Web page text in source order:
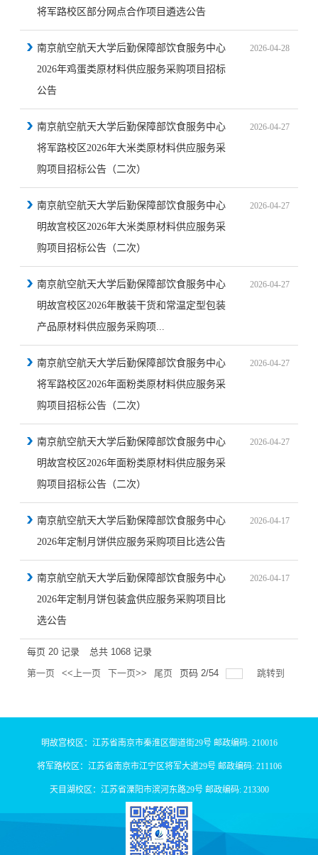
将军路校区部分网点合作项目遴选公告
南京航空航天大学后勤保障部饮食服务中心
2026年鸡蛋类原材料供应服务采购项目招标
公告
2026-04-28
南京航空航天大学后勤保障部饮食服务中心
将军路校区2026年大米类原材料供应服务采
购项目招标公告（二次）
2026-04-27
南京航空航天大学后勤保障部饮食服务中心
明故宫校区2026年大米类原材料供应服务采
购项目招标公告（二次）
2026-04-27
南京航空航天大学后勤保障部饮食服务中心
明故宫校区2026年散装干货和常温定型包装
产品原材料供应服务采购项...
2026-04-27
南京航空航天大学后勤保障部饮食服务中心
将军路校区2026年面粉类原材料供应服务采
购项目招标公告（二次）
2026-04-27
南京航空航天大学后勤保障部饮食服务中心
明故宫校区2026年面粉类原材料供应服务采
购项目招标公告（二次）
2026-04-27
南京航空航天大学后勤保障部饮食服务中心
2026年定制月饼供应服务采购项目比选公告
2026-04-17
南京航空航天大学后勤保障部饮食服务中心
2026年定制月饼包装盒供应服务采购项目比
选公告
2026-04-17
每页 20 记录 总共 1068 记录
第一页
<<上一页 下一页>> 尾页 页码 2/54 跳转到
明故宫校区：江苏省南京市秦淮区御道街29号 邮政编码: 210016
将军路校区：江苏省南京市江宁区将军大道29号 邮政编码: 211106
天目湖校区：江苏省溧阳市滨河东路29号 邮政编码: 213300